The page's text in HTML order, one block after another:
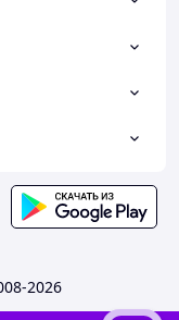
2026